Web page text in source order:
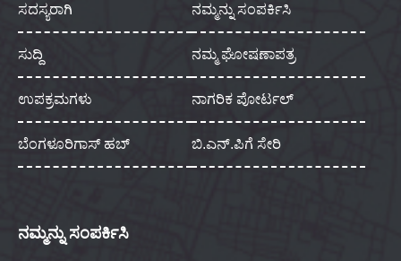
ಸದಸ್ಯರಾಗಿ ನಮ್ಮನ್ನು ಸಂಪರ್ಕಿಸಿ
ಸುದ್ದಿ ನಮ್ಮ ಘೋಷಣಾಪತ್ರ
ಉಪಕ್ರಮಗಳು ನಾಗರಿಕ ಪೋರ್ಟಲ್
ಬೆಂಗಳೂರಿಗಾಸ್ ಹಬ್ ಬಿ.ಎನ್.ಪಿಗೆ ಸೇರಿ
ನಮ್ಮನ್ನು ಸಂಪರ್ಕಿಸಿ